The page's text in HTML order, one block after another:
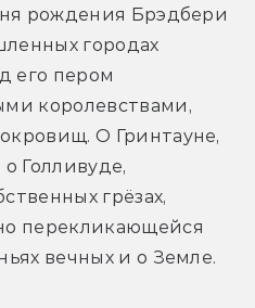
рождения Брэдбери
городах
его пером
королевствами,
О Гринтауне,
Голливуде,
грёзах,
перекликающейся
вечных и о Земле.